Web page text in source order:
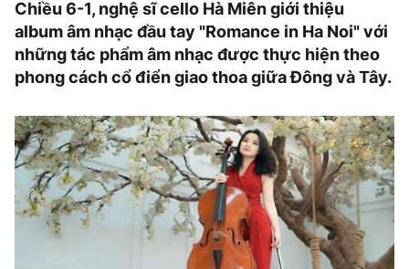
Chiều 6-1, nghệ sĩ cello Hà Miên giới thiệu
album âm nhạc đầu tay "Romance in Ha Noi" với
những tác phẩm âm nhạc được thực hiện theo
phong cách cổ điển giao thoa giữa Đông và Tây.